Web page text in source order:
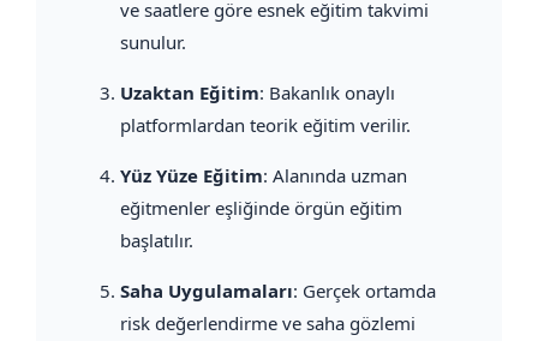
ve saatlere göre esnek eğitim takvimi
sunulur.
Uzaktan Eğitim: Bakanlık onaylı
platformlardan teorik eğitim verilir.
Yüz Yüze Eğitim: Alanında uzman
eğitmenler eşliğinde örgün eğitim
başlatılır.
Saha Uygulamaları: Gerçek ortamda
risk değerlendirme ve saha gözlemi